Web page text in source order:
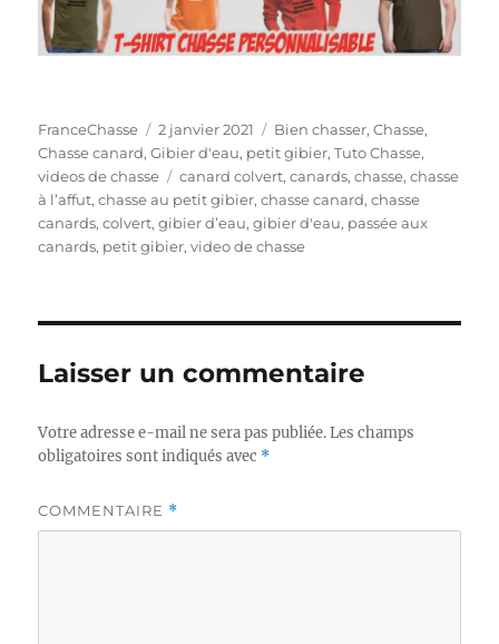
A
u
t
e
u
r
FranceChasse
P
u
b
l
i
é
2 janvier 2021
C
a
t
é
g
o
Bien chasser,Chasse,
Chasse canard,Gibier d'eau, petit gibier,Tuto Chasse,
videos de chasse
É
t
i
q
s
canard colvert,canards,chasse,chasse
à l’affut,chasse au petit gibier,chasse canard,chasse
canards,colvert,gibier d’eau,gibier d'eau, passée aux
canards, petit gibier,video de chasse
Laisser un commentaire
Votre adresse e-mail ne sera pas publiée. Les champs
obligatoires sont indiqués avec *
COMMENTAIRE *